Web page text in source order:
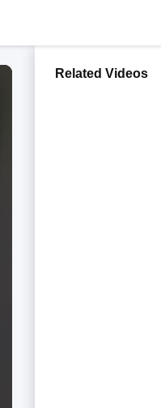
Related Videos